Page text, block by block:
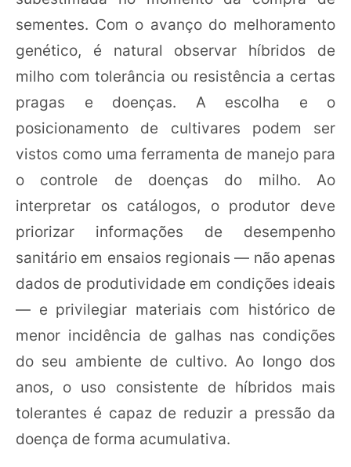
sementes. Com o avanço do melhoramento
genético, é natural observar híbridos de
milho com tolerância ou resistência a certas
pragas e doenças. A escolha e o
posicionamento de cultivares podem ser
vistos como uma ferramenta de manejo para
o controle de doenças do milho. Ao
interpretar os catálogos, o produtor deve
priorizar informações de desempenho
sanitário em ensaios regionais — não apenas
dados de produtividade em condições ideais
— e privilegiar materiais com histórico de
menor incidência de galhas nas condições
do seu ambiente de cultivo. Ao longo dos
anos, o uso consistente de híbridos mais
tolerantes é capaz de reduzir a pressão da
doença de forma acumulativa.